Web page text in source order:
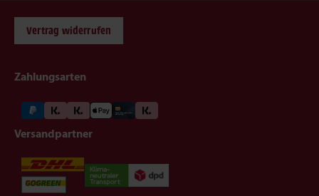
Vertrag widerrufen
Zahlungsarten
Versandpartner